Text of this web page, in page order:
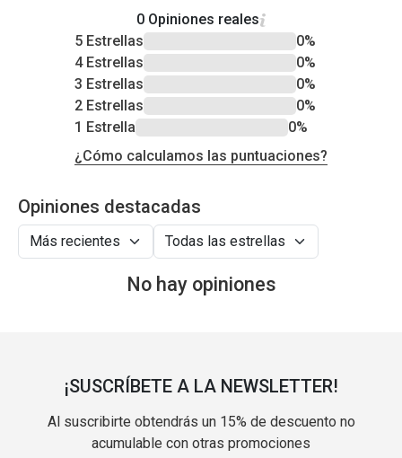
0 Opiniones reales
5 Estrellas
0%
4 Estrellas
0%
3 Estrellas
0%
2 Estrellas
0%
1 Estrella
0%
¿Cómo calculamos las puntuaciones?
Opiniones destacadas
No hay opiniones
¡SUSCRÍBETE A LA NEWSLETTER!
Al suscribirte obtendrás un 15% de descuento no
acumulable con otras promociones